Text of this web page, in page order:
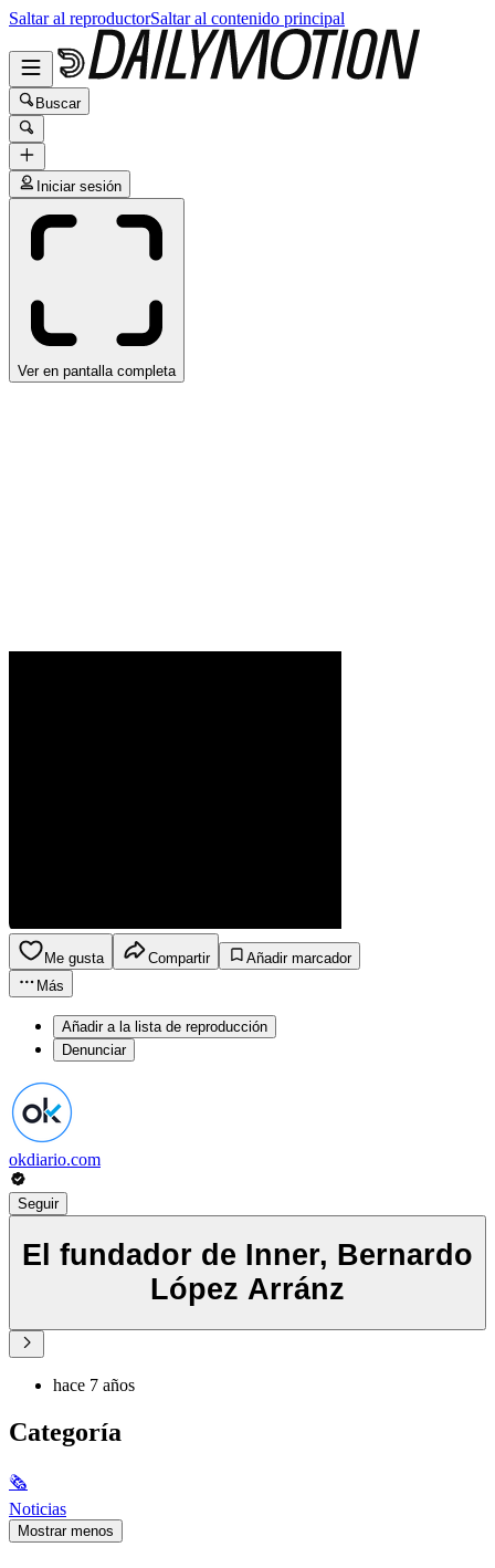
Saltar al reproductorSaltar al contenido principal
Buscar
Iniciar sesión
Ver en pantalla completa
Me gusta Compartir
Añadir marcador
Más
Añadir a la lista de reproducción
Denunciar
okdiario.com
Seguir
El fundador de Inner, Bernardo
López Arránz
hace 7 años
Categoría
🗞
Noticias
Mostrar menos